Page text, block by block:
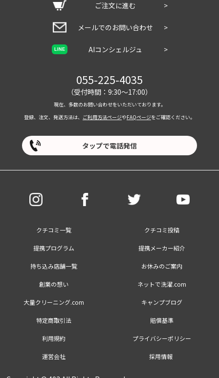
ご注文に進む >
メールでのお問い合わせ >
LINE AIコンシェルジュ >
055-225-4035
（受付時間：9:30～17:00）
現在、多数のお問い合わせをいただいております。
登録、注文、発送方法は、 ご利用方法ページやFAQページをご確認ください。
タップで電話発信
クチコミ一覧 クチコミ投稿
提携プログラム 提携メーカー紹介
持ち込み店舗一覧 お休みのご案内
創業の想い ネットで洗濯.com
大量クリーニング.com キャンプブログ
特定商取引法 賠償基準
利用規約 プライバシーポリシー
運営会社 採用情報